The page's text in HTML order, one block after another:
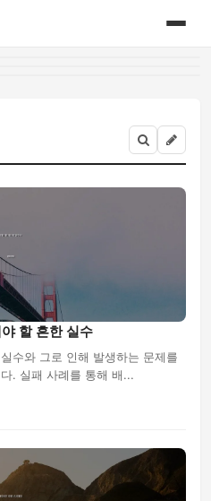
할 흔한 실수
수와 그로 인해 발생하는 문제를
. 실패 사례를 통해 배...